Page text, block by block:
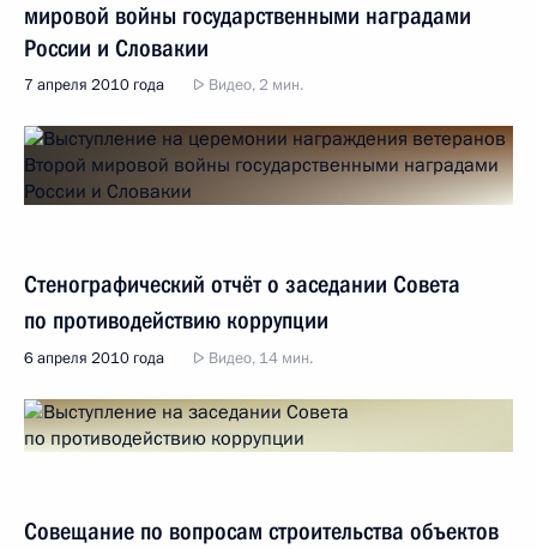
мировой войны государственными наградами
России и Словакии
7 апреля 2010 года Видео, 2 мин.
Стенографический отчёт о заседании Совета
по противодействию коррупции
6 апреля 2010 года Видео, 14 мин.
Совещание по вопросам строительства объектов